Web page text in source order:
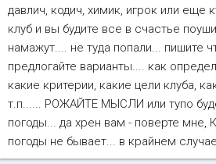
давлич, кодич, химик, игрок или еще
клуб и вы будите все в счастье
намажут.... не туда попали... пишите
предлогайте варианты.... как
какие критерии, какие цели клуба,
т.п...... РОЖАЙТЕ МЫСЛИ или тупо
погоды... да хрен вам - поверте мне,
погоды не бывает... в крайнем